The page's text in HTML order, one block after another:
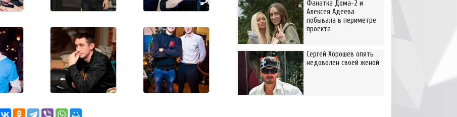
Фанатка Дома-2 и
Алексея Адеева
побывала в периметре
проекта
Сергей Хорошев опять
недоволен своей женой